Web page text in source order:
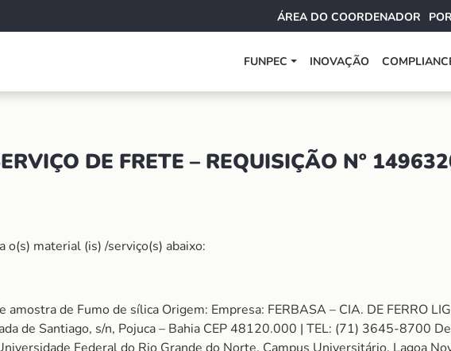
ÁREA DO COORDENADOR
FUNPEC INOVAÇÃO
DE FRETE – REQUISIÇÃO Nº
o(s) material (is) /serviço(s) abaixo:
amostra de Fumo de sílica Origem: Empresa: FERBASA – CIA. DE FERRO
de Santiago, s/n, Pojuca – Bahia CEP 48120.000 | TEL: (71) 3645-8700